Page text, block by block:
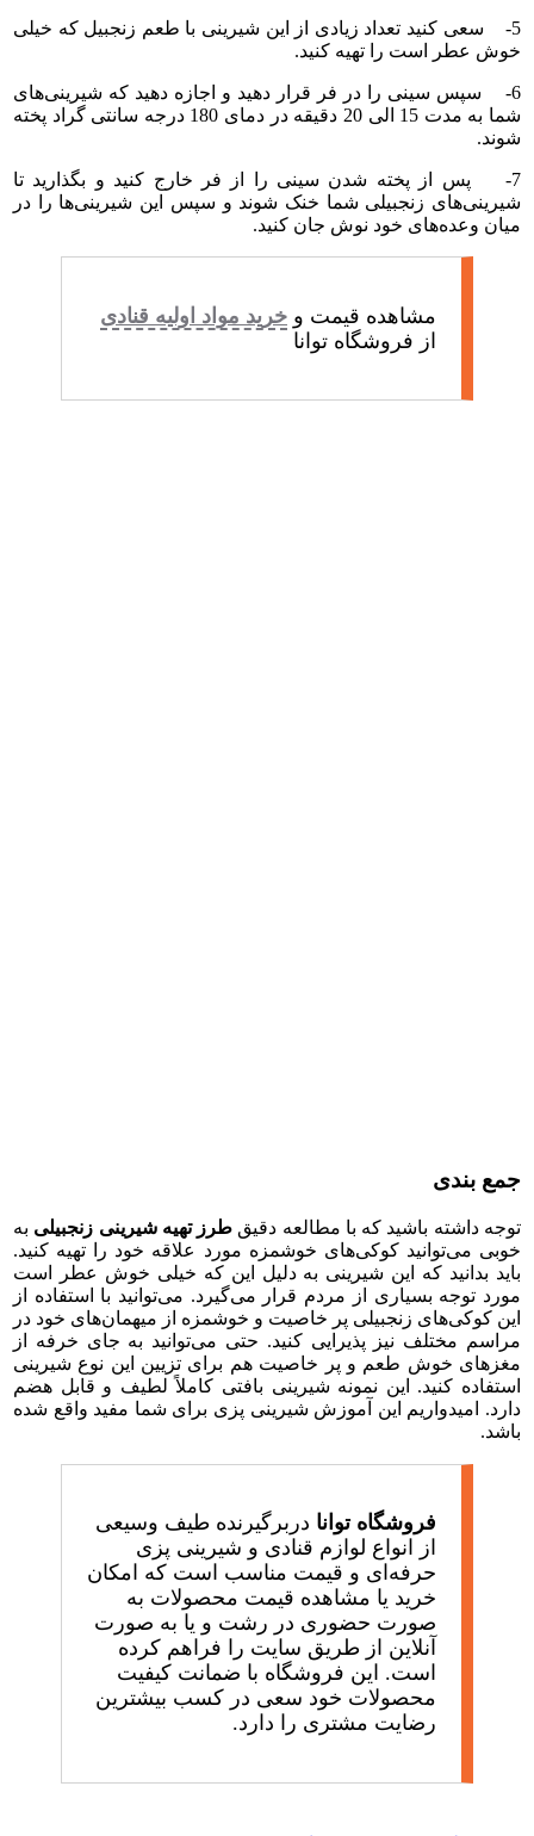
5- سعی کنید تعداد زیادی از این شیرینی با طعم زنجبیل که خیلی
خوش عطر است را تهیه کنید.
6- سپس سینی را در فر قرار دهید و اجازه دهید که شیرینی‌های
شما به مدت 15 الی 20 دقیقه در دمای 180 درجه سانتی گراد پخته
شوند.
7- پس از پخته شدن سینی را از فر خارج کنید و بگذارید تا
شیرینی‌های زنجبیلی شما خنک شوند و سپس این شیرینی‌ها را در
میان وعده‌های خود نوش جان کنید.
مشاهده قیمت و خرید مواد اولیه قنادی
از فروشگاه توانا
جمع بندی
توجه داشته باشید که با مطالعه دقیق طرز تهیه شیرینی زنجبیلی به
خوبی می‌توانید کوکی‌های خوشمزه مورد علاقه خود را تهیه کنید.
باید بدانید که این شیرینی به دلیل این که خیلی خوش عطر است
مورد توجه بسیاری از مردم قرار می‌گیرد. می‌توانید با استفاده از
این کوکی‌های زنجبیلی پر خاصیت و خوشمزه از میهمان‌های خود در
مراسم مختلف نیز پذیرایی کنید. حتی می‌توانید به جای خرفه از
مغزهای خوش طعم و پر خاصیت هم برای تزیین این نوع شیرینی
استفاده کنید. این نمونه شیرینی بافتی کاملاً لطیف و قابل هضم
دارد. امیدواریم این آموزش شیرینی پزی برای شما مفید واقع شده
باشد.
فروشگاه توانا دربرگیرنده طیف وسیعی
از انواع لوازم قنادی و شیرینی پزی
حرفه‌ای و قیمت مناسب است که امکان
خرید یا مشاهده قیمت محصولات به
صورت حضوری در رشت و یا به صورت
آنلاین از طریق سایت را فراهم کرده
است. این فروشگاه با ضمانت کیفیت
محصولات خود سعی در کسب بیشترین
رضایت مشتری را دارد.